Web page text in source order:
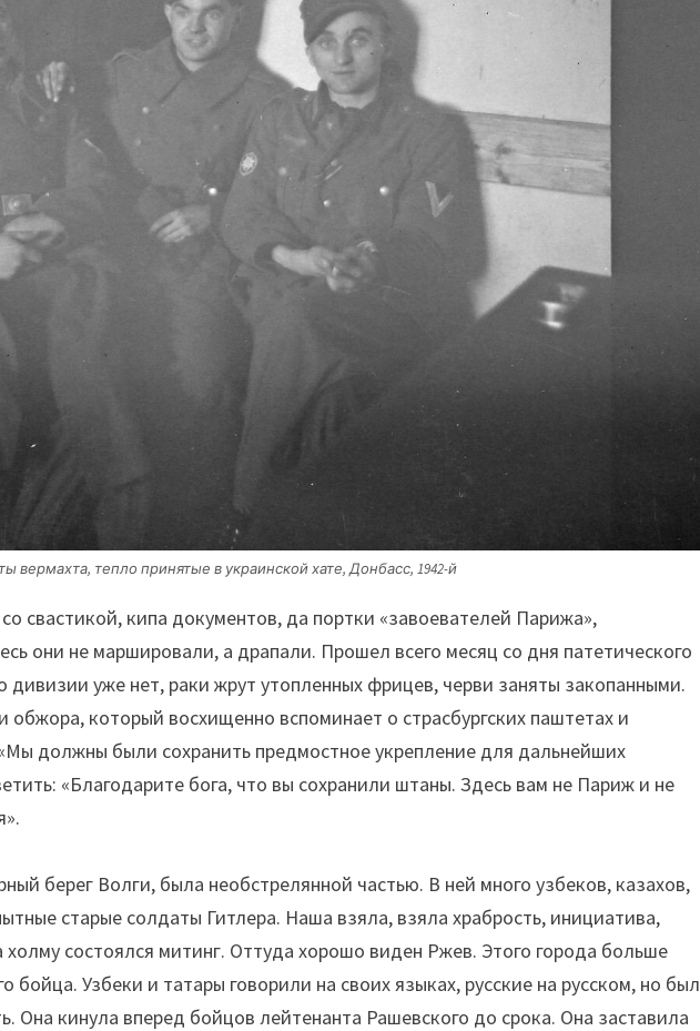
вермахта, тепло принятые в украинской хате, Донбасс, 1942-й
свастикой, кипа документов, да портки «завоевателей Парижа»,
они не маршировали, а драпали. Прошел всего месяц со дня патетического
дивизии уже нет, раки жрут утопленных фрицев, черви заняты закопанными.
обжора, который восхищенно вспоминает о страсбургских паштетах и
должны были сохранить предмостное укрепление для дальнейших
«Благодарите бога, что вы сохранили штаны. Здесь вам не Париж и не
берег Волги, была необстрелянной частью. В ней много узбеков, казахов,
старые солдаты Гитлера. Наша взяла, взяла храбрость, инициатива,
холму состоялся митинг. Оттуда хорошо виден Ржев. Этого города больше
бойца. Узбеки и татары говорили на своих языках, русские на русском, но был
Она кинула вперед бойцов лейтенанта Рашевского до срока. Она заставила